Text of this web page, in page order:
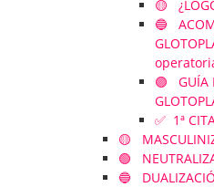
🟡
🔵
🟣 GUÍA
✅ 1ª
🟡
🟢
🔵